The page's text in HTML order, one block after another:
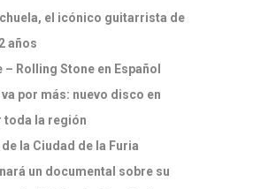
el icónico guitarrista de
años
– Rolling Stone en Español
por más: nuevo disco en
toda la región
de la Ciudad de la Furia
un documental sobre su